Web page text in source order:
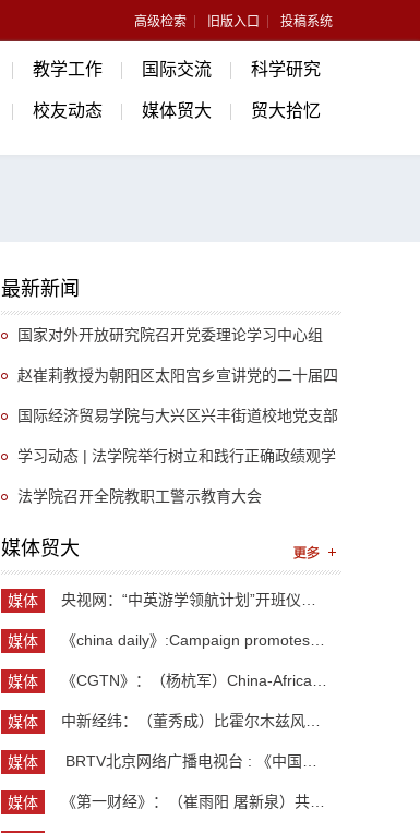
高级检索 旧版入口 投稿系统
教学工作 国际交流 科学研究
校友动态 媒体贸大 贸大拾忆
最新新闻
国家对外开放研究院召开党委理论学习中心组
（扩大）会议
赵崔莉教授为朝阳区太阳宫乡宣讲党的二十届四
中全会精神
国际经济贸易学院与大兴区兴丰街道校地党支部
开展共建调研活动
学习动态 | 法学院举行树立和践行正确政绩观学
习教育读书班暨党委理论中心组学习
法学院召开全院教职工警示教育大会
媒体贸大
媒体
媒体
媒体
媒体
媒体
媒体